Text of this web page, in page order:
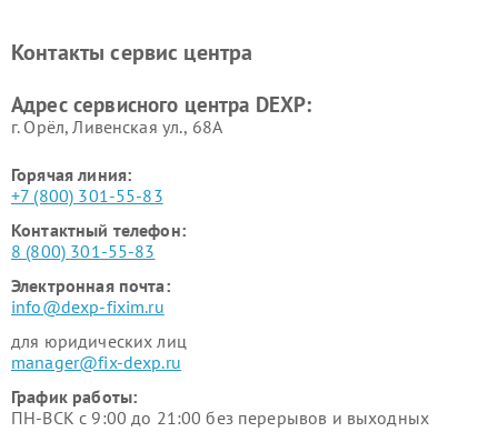
Ремонт серверов DEXP
Ремонт мини пк DEXP
Контакты сервис центра
Адрес сервисного центра DEXP:
г. Орёл, Ливенская ул., 68А
Горячая линия:
+7 (800) 301-55-83
Контактный телефон:
8 (800) 301-55-83
Электронная почта:
info@dexp-fixim.ru
для юридических лиц
manager@fix-dexp.ru
График работы:
ПН-ВСК с 9:00 до 21:00 без перерывов и выходных